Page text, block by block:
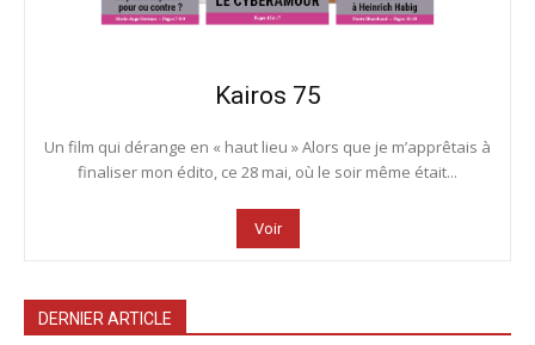
Kairos 75
Un film qui dérange en « haut lieu » Alors que je m’apprêtais à
finaliser mon édito, ce 28 mai, où le soir même était...
Voir
DERNIER ARTICLE